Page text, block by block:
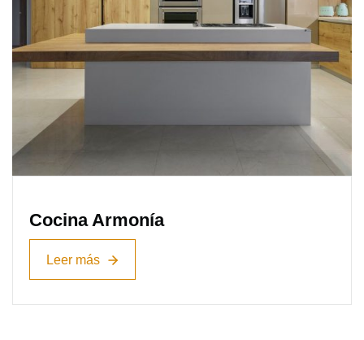
Cocina Armonía
Leer más
Leer más